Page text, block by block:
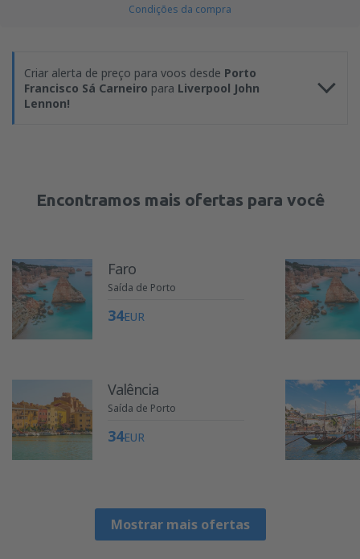
Condições da compra
Criar alerta de preço para voos desde Porto
Francisco Sá Carneiro para Liverpool John
Lennon!
Encontramos mais ofertas para você
Faro
Saída de Porto
34EUR
Valência
Saída de Porto
34EUR
Mostrar mais ofertas